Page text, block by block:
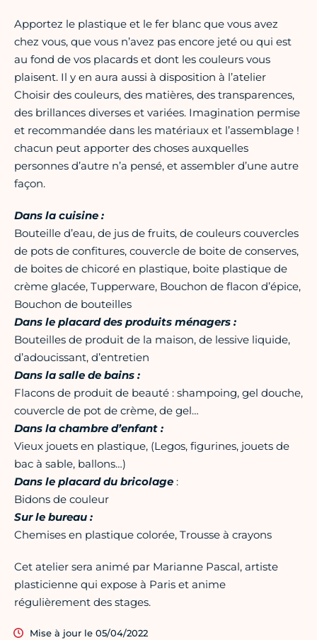
Apportez le plastique et le fer blanc que vous avez
chez vous, que vous n’avez pas encore jeté ou qui est
au fond de vos placards et dont les couleurs vous
plaisent. Il y en aura aussi à disposition à l’atelier
Choisir des couleurs, des matières, des transparences,
des brillances diverses et variées. Imagination permise
et recommandée dans les matériaux et l’assemblage !
chacun peut apporter des choses auxquelles
personnes d’autre n’a pensé, et assembler d’une autre
façon.
Dans la cuisine :
Bouteille d’eau, de jus de fruits, de couleurs couvercles
de pots de confitures, couvercle de boite de conserves,
de boites de chicoré en plastique, boite plastique de
crème glacée, Tupperware, Bouchon de flacon d’épice,
Bouchon de bouteilles
Dans le placard des produits ménagers :
Bouteilles de produit de la maison, de lessive liquide,
d’adoucissant, d’entretien
Dans la salle de bains :
Flacons de produit de beauté : shampoing, gel douche,
couvercle de pot de crème, de gel…
Dans la chambre d’enfant :
Vieux jouets en plastique, (Legos, figurines, jouets de
bac à sable, ballons…)
Dans le placard du bricolage :
Bidons de couleur
Sur le bureau :
Chemises en plastique colorée, Trousse à crayons
Cet atelier sera animé par Marianne Pascal, artiste
plasticienne qui expose à Paris et anime
régulièrement des stages.
Mise à jour le 05/04/2022